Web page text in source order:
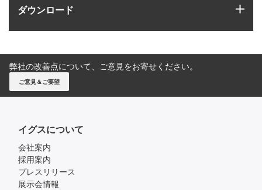
ダウンロード
弊社の改善点について、ご意見をお寄せください。
ご意見＆ご要望
イグスについて
会社案内
採用案内
プレスリリース
展示会情報